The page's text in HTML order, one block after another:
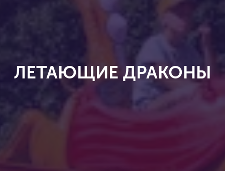
ЛЕТАЮЩИЕ ДРАКОНЫ